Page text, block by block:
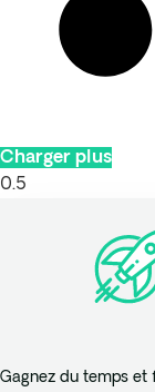
Charger plus
Gagnez du temps et